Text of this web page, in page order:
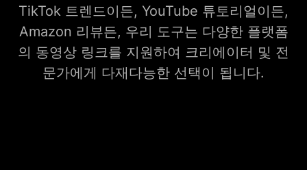
TikTok 트렌드이든, YouTube 튜토리얼이든,
Amazon 리뷰든, 우리 도구는 다양한 플랫폼
의 동영상 링크를 지원하여 크리에이터 및 전
문가에게 다재다능한 선택이 됩니다.